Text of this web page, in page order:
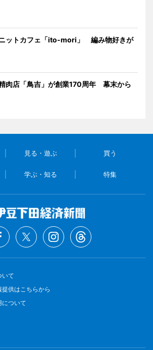
ットカフェ「ito-mori」 編み物好きが
肉店「鳥吉」が創業170周年 幕末から
見る・遊ぶ 買う
学ぶ・知る 特集
いて
供はこちらから
について